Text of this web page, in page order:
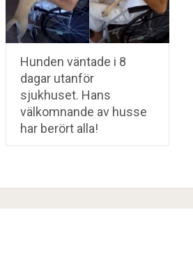
Hunden väntade i 8
dagar utanför
sjukhuset. Hans
välkomnande av husse
har berört alla!